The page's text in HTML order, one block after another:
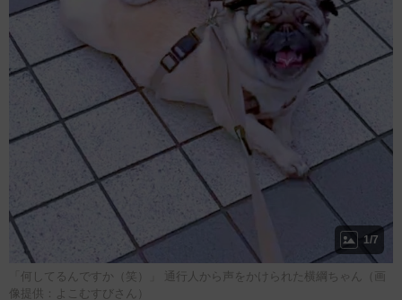
1/7
「何してるんですか（笑）」 通行人から声をかけられた横綱ちゃん（画
像提供：よこむすびさん）